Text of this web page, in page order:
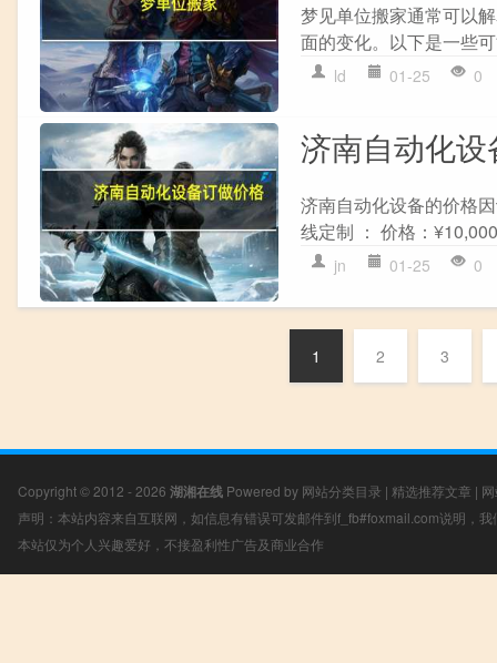
梦见单位搬家通常可以
面的变化。以下是一些
ld 01-25 0
济南自动化
济南自动化设备的价格
线定制 ： 价格：
jn 01-25 0
1 2 3
Copyright © 2012 - 2026 湖湘在线 Powered by 网站分类目录 | 精选推荐文章 |
声明：本站内容来自互联网，如信息有错误可发邮件到f_fb#foxmail.com说明，
本站仅为个人兴趣爱好，不接盈利性广告及商业合作